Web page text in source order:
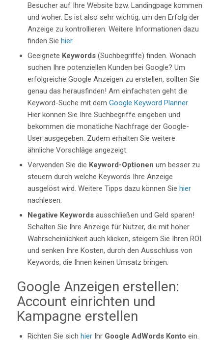
Besucher auf Ihre Website bzw. Landingpage kommen
und woher. Es ist also sehr wichtig, um den Erfolg der
Anzeige zu kontrollieren. Weitere Informationen dazu
finden Sie hier.
Geeignete Keywords(Suchbegriffe) finden. Wonach
suchen Ihre potenziellen Kunden bei Google? Um
erfolgreiche Google Anzeigen zu erstellen, sollten Sie
genau das herausfinden! Am einfachsten geht die
Keyword-Suche mit dem Google Keyword Planner.
Hier können Sie Ihre Suchbegriffe eingeben und
bekommen die monatliche Nachfrage der Google-
User ausgegeben. Zudem erhalten Sie weitere
ähnliche Vorschläge angezeigt.
Verwenden Sie die Keyword-Optionen um besser zu
steuern durch welche Keywords Ihre Anzeige
ausgelöst wird. Weitere Tipps dazu können Sie hier
nachlesen.
Negative Keywords ausschließen und Geld sparen!
Schalten Sie Ihre Anzeige für Nutzer, die mit hoher
Wahrscheinlichkeit auch klicken, steigern Sie Ihren ROI
und senken Ihre Kosten, durch den Ausschluss von
Keywords, die Ihnen keinen Umsatz bringen.
Google Anzeigen erstellen:
Account einrichten und
Kampagne erstellen
Richten Sie sich hierIhr Google AdWords Konto ein.